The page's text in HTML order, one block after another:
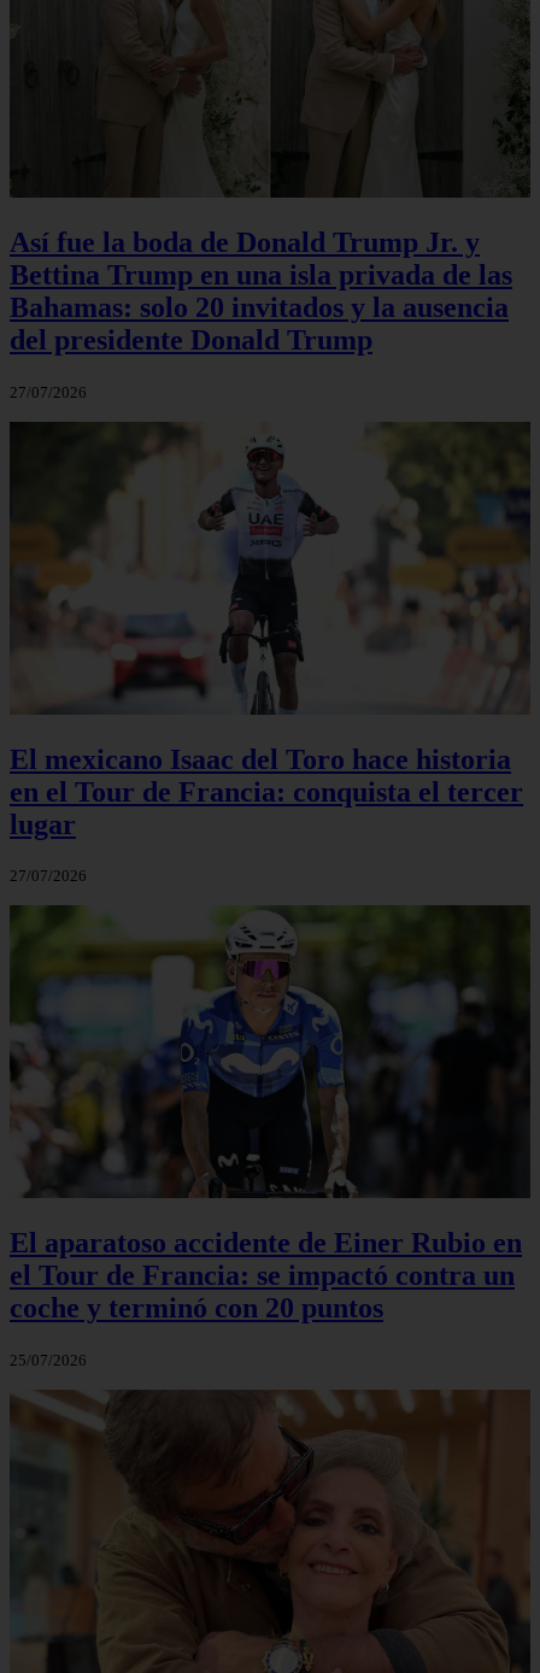
Así fue la boda de Donald Trump Jr. y
Bettina Trump en una isla privada de las
Bahamas: solo 20 invitados y la ausencia
del presidente Donald Trump
27/07/2026
El mexicano Isaac del Toro hace historia
en el Tour de Francia: conquista el tercer
lugar
27/07/2026
El aparatoso accidente de Einer Rubio en
el Tour de Francia: se impactó contra un
coche y terminó con 20 puntos
25/07/2026